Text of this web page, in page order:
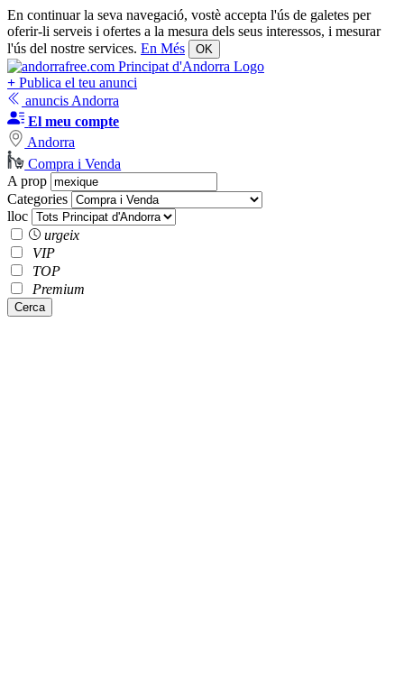
En continuar la seva navegació, vostè accepta l'ús de galetes per
oferir-li serveis i ofertes a la mesura dels seus interessos, i mesurar
l'ús del nostre services. En Més OK
+ Publica el teu anunci
anuncis Andorra
El meu compte
Andorra
Compra i Venda
A prop
Categories
lloc
urgeix
VIP
TOP
Premium
Cerca